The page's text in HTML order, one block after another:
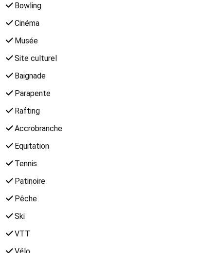
Bowling
Cinéma
Musée
Site culturel
Baignade
Parapente
Rafting
Accrobranche
Equitation
Tennis
Patinoire
Pêche
Ski
VTT